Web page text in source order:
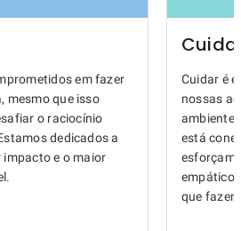
em fazer
mesmo que isso
o raciocínio
dedicados a
e o maior
Cuidar
Cuidar é
nossas
está
que